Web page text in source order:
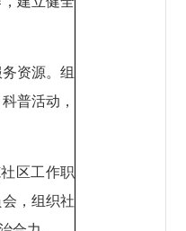
资源。组
普活动，
区工作职
，组织社